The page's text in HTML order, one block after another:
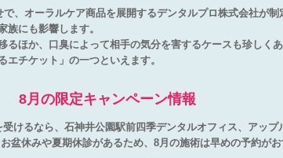
、オーラルケア商品を展開するデンタルプロ株式会社が制
族にも影響します。
るほか、口臭によって相手の気分を害するケースも珍しく
チケット」の一つといえます。
8月の限定キャンペーン情報
けるなら、石神井公園駅前四季デンタルオフィス、アッ
盆休みや夏期休診があるため、8月の施術は早めの予約が